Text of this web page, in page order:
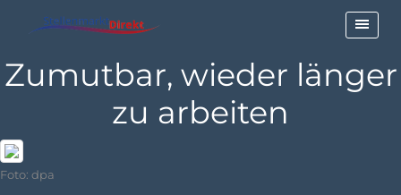
Zumutbar, wieder länger
zu arbeiten
Foto: dpa